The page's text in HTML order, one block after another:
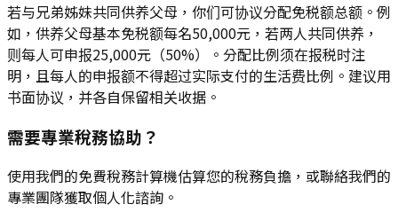
若与兄弟姊妹共同供养父母，你们可协议分配免税额总额。例
如，供养父母基本免税额每名50,000元，若两人共同供养，
则每人可申报25,000元（50%）。分配比例须在报税时注
明，且每人的申报额不得超过实际支付的生活费比例。建议用
书面协议，并各自保留相关收据。
需要專業稅務協助？
使用我們的免費稅務計算機估算您的稅務負擔，或聯絡我們的
專業團隊獲取個人化諮詢。